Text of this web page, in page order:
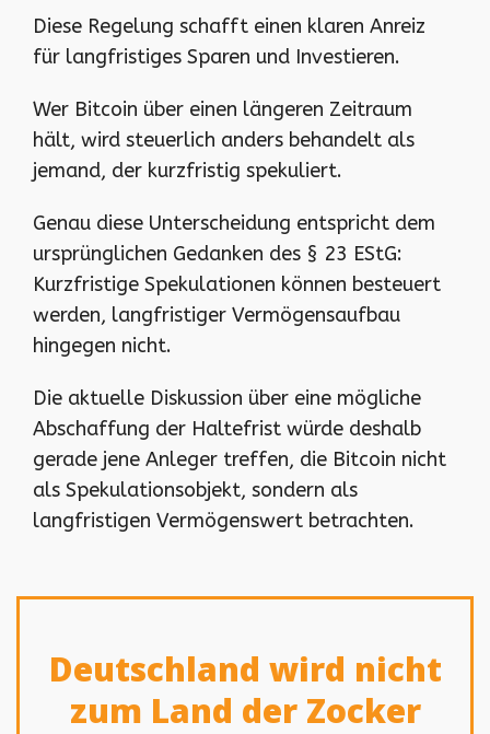
Diese Regelung schafft einen klaren Anreiz
für langfristiges Sparen und Investieren.
Wer Bitcoin über einen längeren Zeitraum
hält, wird steuerlich anders behandelt als
jemand, der kurzfristig spekuliert.
Genau diese Unterscheidung entspricht dem
ursprünglichen Gedanken des § 23 EStG:
Kurzfristige Spekulationen können besteuert
werden, langfristiger Vermögensaufbau
hingegen nicht.
Die aktuelle Diskussion über eine mögliche
Abschaffung der Haltefrist würde deshalb
gerade jene Anleger treffen, die Bitcoin nicht
als Spekulationsobjekt, sondern als
langfristigen Vermögenswert betrachten.
Deutschland wird nicht
zum Land der Zocker